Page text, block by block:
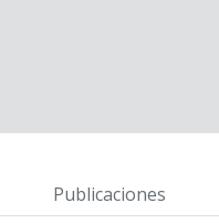
Publicaciones